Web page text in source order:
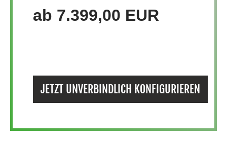
ab 7.399,00 EUR
JETZT UNVERBINDLICH KONFIGURIEREN